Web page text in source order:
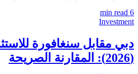
6
Investment
دبي مقابل سنغافورة
(2026): المقارنة الصريحة